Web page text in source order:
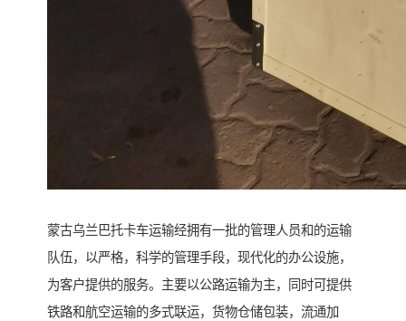
蒙古乌兰巴托卡车运输经拥有一批的管理人员和的运输
队伍，以严格，科学的管理手段，现代化的办公设施，
为客户提供的服务。主要以公路运输为主，同时可提供
铁路和航空运输的多式联运，货物仓储包装，流通加